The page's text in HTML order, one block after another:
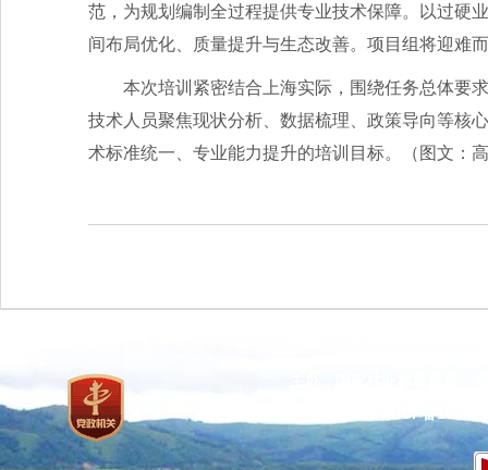
范，为规划编制全过程提供专业技术保障。以过硬
间布局优化、质量提升与生态改善。项目组将迎难
本次培训紧密结合上海实际，围绕任务总体要
技术人员聚焦现状分析、数据梳理、政策导向等核
术标准统一、专业能力提升的培训目标。
（图文：
京ICP备